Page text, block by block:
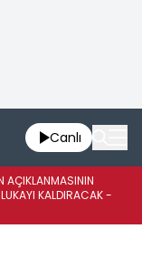
Canlı
AÇIKLANMASININ
KALDIRACAK -